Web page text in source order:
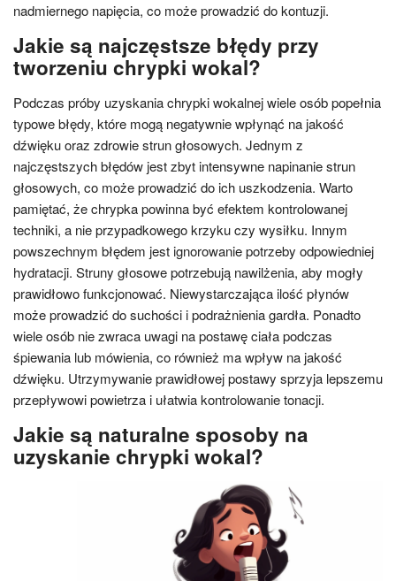
nadmiernego napięcia, co może prowadzić do kontuzji.
Jakie są najczęstsze błędy przy
tworzeniu chrypki wokal?
Podczas próby uzyskania chrypki wokalnej wiele osób popełnia
typowe błędy, które mogą negatywnie wpłynąć na jakość
dźwięku oraz zdrowie strun głosowych. Jednym z
najczęstszych błędów jest zbyt intensywne napinanie strun
głosowych, co może prowadzić do ich uszkodzenia. Warto
pamiętać, że chrypka powinna być efektem kontrolowanej
techniki, a nie przypadkowego krzyku czy wysiłku. Innym
powszechnym błędem jest ignorowanie potrzeby odpowiedniej
hydratacji. Struny głosowe potrzebują nawilżenia, aby mogły
prawidłowo funkcjonować. Niewystarczająca ilość płynów
może prowadzić do suchości i podrażnienia gardła. Ponadto
wiele osób nie zwraca uwagi na postawę ciała podczas
śpiewania lub mówienia, co również ma wpływ na jakość
dźwięku. Utrzymywanie prawidłowej postawy sprzyja lepszemu
przepływowi powietrza i ułatwia kontrolowanie tonacji.
Jakie są naturalne sposoby na
uzyskanie chrypki wokal?